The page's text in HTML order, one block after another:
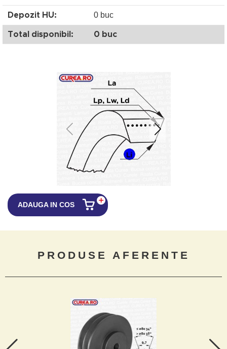
Depozit HU: 0 buc
Total disponibil: 0 buc
ADAUGA IN COS
PRODUSE AFERENTE